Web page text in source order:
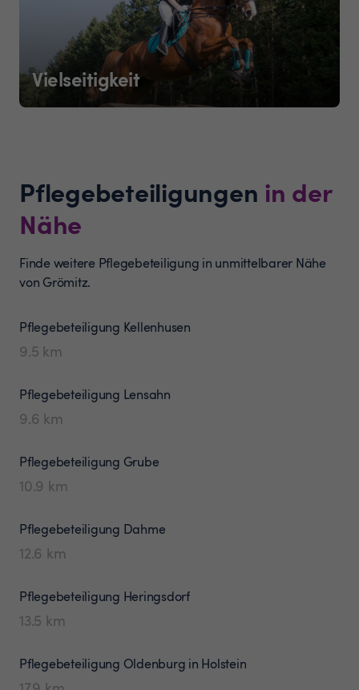
Vielseitigkeit
Pflegebeteiligungen in der
Nähe
Finde weitere Pflegebeteiligung in unmittelbarer Nähe
von Grömitz.
Pflegebeteiligung Kellenhusen
9.5 km
Pflegebeteiligung Lensahn
9.6 km
Pflegebeteiligung Grube
10.9 km
Pflegebeteiligung Dahme
12.6 km
Pflegebeteiligung Heringsdorf
13.5 km
Pflegebeteiligung Oldenburg in Holstein